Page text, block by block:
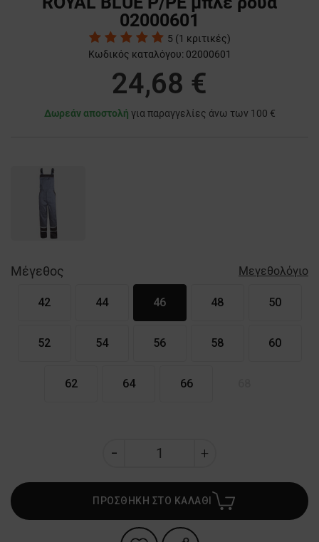
02000601
5 (1 κριτικές)
Κωδικός καταλόγου: 02000601
24,68 €
Δωρεάν αποστολή για παραγγελίες άνω των 100 €
Μέγεθος Μεγεθολόγιο
42 44 46 48 50
52 54 56 58 60
62 64 66
ΠΡΟΣΘΗΚΗ ΣΤΟ ΚΑΛΑΘΙ